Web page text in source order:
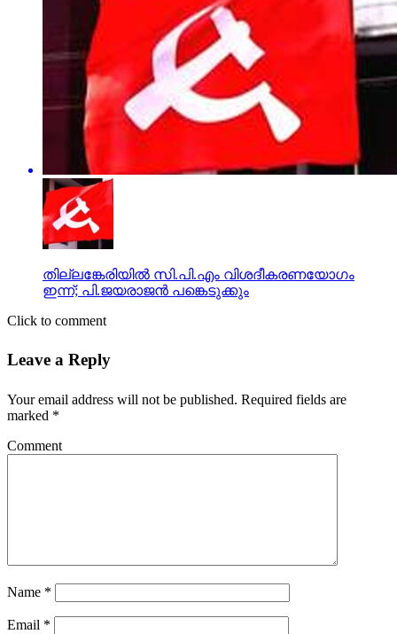
തില്ലങ്കേരിയില്‍ സി.പി.എം വിശദീകരണയോഗം
ഇന്ന്; പി.ജയരാജന്‍ പങ്കെടുക്കും
Click to comment
Leave a Reply
Your email address will not be published. Required fields are
marked *
Comment
Name *
Email *